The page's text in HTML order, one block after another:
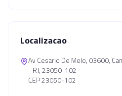
Localizacao
Av Cesario De Melo, 03600,
- RJ, 23050-102
CEP 23050-102